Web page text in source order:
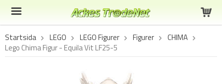
Startsida LEGO LEGO Figurer Figurer
CHIMA
Lego Chima Figur - Equila Vit LF25-5